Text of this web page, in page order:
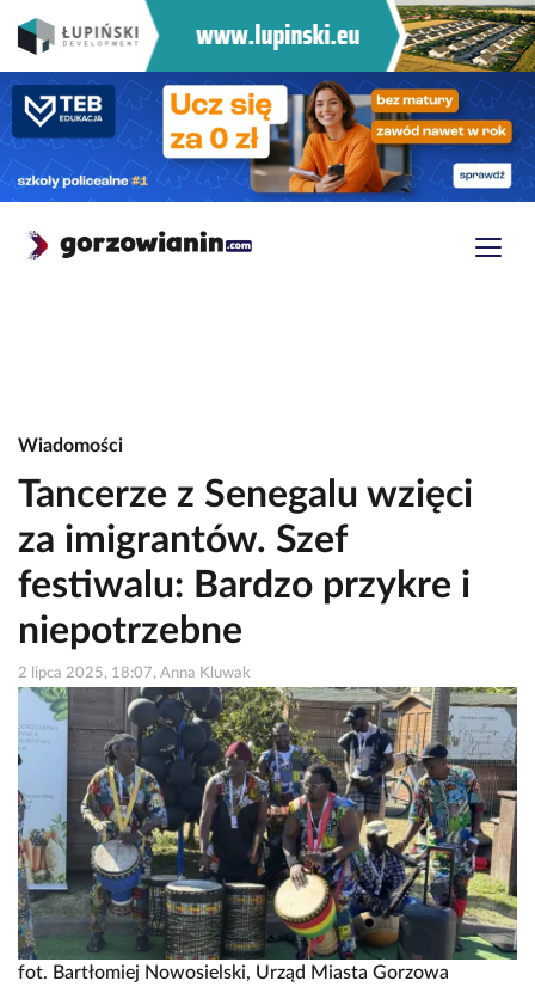
Wiadomości
Tancerze z Senegalu wzięci
za imigrantów. Szef
festiwalu: Bardzo przykre i
niepotrzebne
2 lipca 2025, 18:07, Anna Kluwak
fot. Bartłomiej Nowosielski, Urząd Miasta Gorzowa